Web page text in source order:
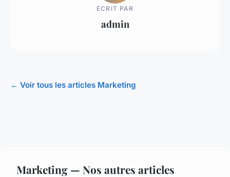
ECRIT PAR
admin
← Voir tous les articles Marketing
Marketing — Nos autres articles